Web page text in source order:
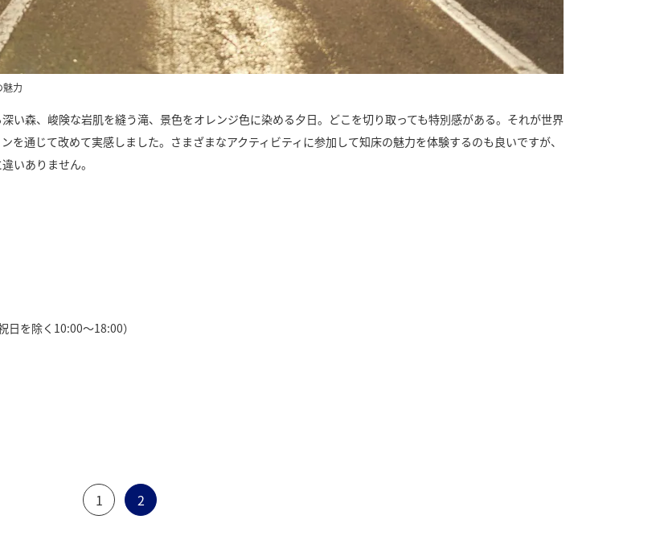
魅力
い森、峻険な岩肌を縫う滝、景色をオレンジ色に染める夕日。どこを切り取っても特別感がある。それが世界
通じて改めて実感しました。さまざまなアクティビティに参加して知床の魅力を体験するのも良いですが、
いありません。
を除く10:00〜18:00）
1 2